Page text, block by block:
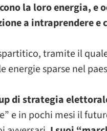
la loro energia, e
a intraprendere e
tramite il
energie sparse nel
di strategia
e in pochi mesi il